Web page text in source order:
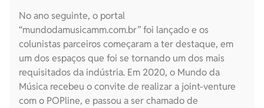
No ano seguinte, o portal
“mundodamusicamm.com.br” foi lançado e os
colunistas parceiros começaram a ter destaque, em
um dos espaços que foi se tornando um dos mais
requisitados da indústria. Em 2020, o Mundo da
Música recebeu o convite de realizar a joint-venture
com o POPline, e passou a ser chamado de